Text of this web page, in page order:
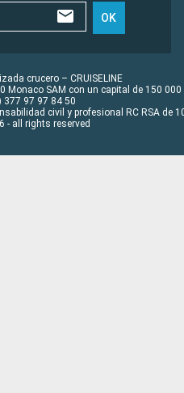
OK
crucero – CRUISELINE
Monaco SAM con un capital de 150 000
377 97 97 84 50
civil y profesional RC RSA de
- all rights reserved